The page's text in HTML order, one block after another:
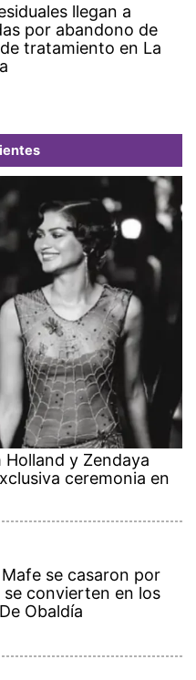
llegan a
por abandono de
tratamiento en La
Holland y Zendaya
ceremonia en
se casaron por
se convierten en los
Obaldía